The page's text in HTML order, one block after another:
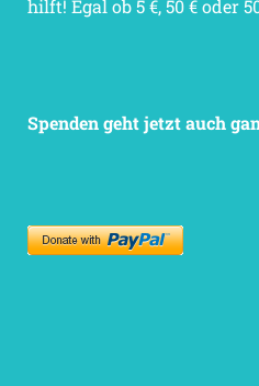
hilft! Egal ob 5 €, 50 € oder
Spenden geht jetzt auch